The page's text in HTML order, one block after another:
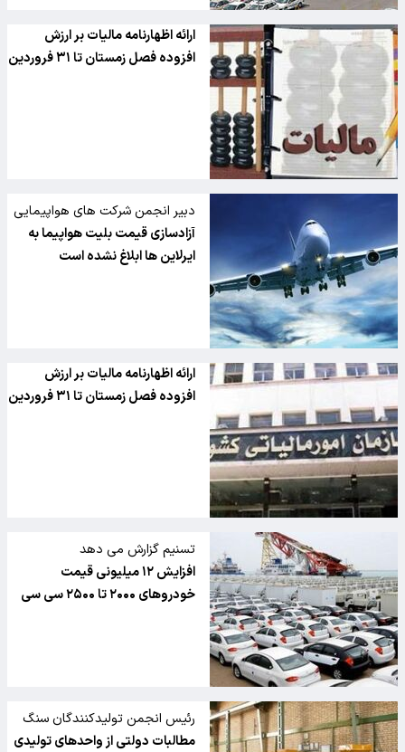
ارائه اظهارنامه مالیات بر ارزش
افزوده فصل زمستان تا ۳۱ فروردین
دبیر انجمن شرکت های هواپیمایی
در گفت وگو با تسنیم:
آزادسازی قیمت بلیت هواپیما به
ایرلاین ها ابلاغ نشده است
ارائه اظهارنامه مالیات بر ارزش
افزوده فصل زمستان تا ۳۱ فروردین
تسنیم گزارش می دهد
افزایش ۱۲ میلیونی قیمت
خودروهای ۲۰۰۰ تا ۲۵۰۰ سی سی
رئیس انجمن تولیدکنندگان سنگ
آهن در گفت وگو با تسنیم:
مطالبات دولتی از واحدهای تولیدی